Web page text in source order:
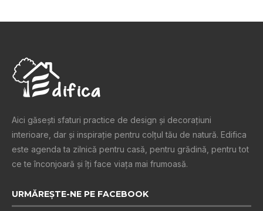
Aici găsești sfaturi practice de design şi decoraţiuni
interioare, dar și inspiraţie pentru colţul tău de natură. Edifica
este agenda ta zilnică pentru casă, pentru grădină, pentru tot
ce te înconjoară şi îţi face viaţa mai frumoasă.
URMĂREȘTE-NE PE FACEBOOK